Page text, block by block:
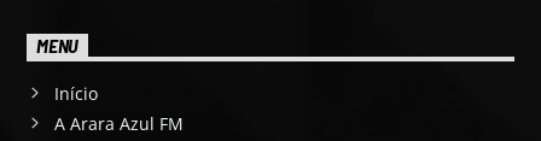
MENU
Início
A Arara Azul FM